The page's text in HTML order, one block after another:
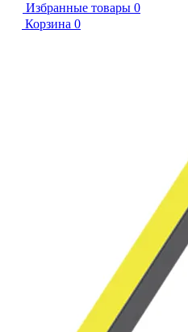
Избранные товары 0
Корзина 0